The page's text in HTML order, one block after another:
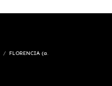
/ FLORENCIA (a.